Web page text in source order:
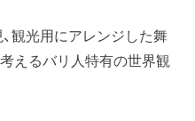
観光用にアレンジした舞
えるバリ人特有の世界観